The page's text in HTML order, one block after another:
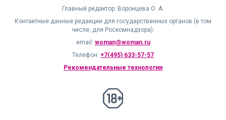
Главный редактор: Воронцева О. А.
Контактные данные редакции для государственных органов (в том
числе, для Роскомнадзора):
email: woman@woman.ru
Телефон: +7(495) 633-57-57
Рекомендательные технологии
18+